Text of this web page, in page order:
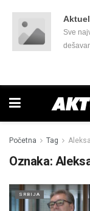
Sve
još
Početna Tag
Oznaka:
SRBIJA